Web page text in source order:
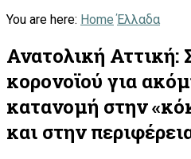
You are here: Home Έλλαδα
Ανατολική Αττική:
κορονοϊού για
κατανομή στην
και στην